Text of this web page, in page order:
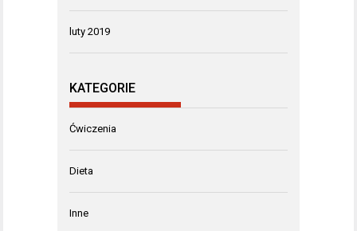
luty 2019
KATEGORIE
Ćwiczenia
Dieta
Inne